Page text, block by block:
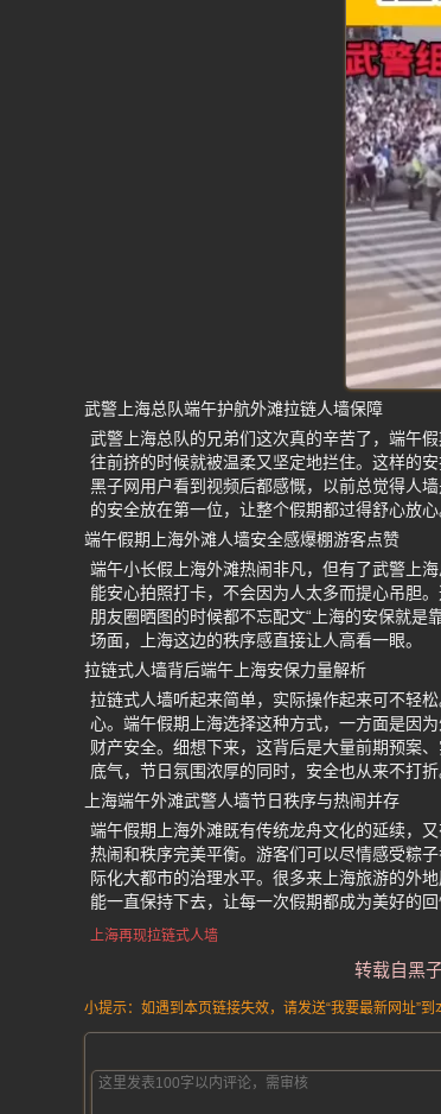
武警上海总队端午护航外滩拉链人墙保障
武警上海总队的兄弟们这次真的辛苦了，端午
往前挤的时候就被温柔又坚定地拦住。这样的
黑子网用户看到视频后都感慨，以前总觉得人
的安全放在第一位，让整个假期都过得舒心放心
端午假期上海外滩人墙安全感爆棚游客点赞
端午小长假上海外滩热闹非凡，但有了武警上
能安心拍照打卡，不会因为人太多而提心吊胆
朋友圈晒图的时候都不忘配文“上海的安保就是
场面，上海这边的秩序感直接让人高看一眼。
拉链式人墙背后端午上海安保力量解析
拉链式人墙听起来简单，实际操作起来可不轻
心。端午假期上海选择这种方式，一方面是因
财产安全。细想下来，这背后是大量前期预案
底气，节日氛围浓厚的同时，安全也从来不打折
上海端午外滩武警人墙节日秩序与热闹并存
端午假期上海外滩既有传统龙舟文化的延续，
热闹和秩序完美平衡。游客们可以尽情感受粽
际化大都市的治理水平。很多来上海旅游的外
能一直保持下去，让每一次假期都成为美好的回
上海再现拉链式人墙
转载自黑
小提示：如遇到本页链接失效，请发送“我要最新网址”